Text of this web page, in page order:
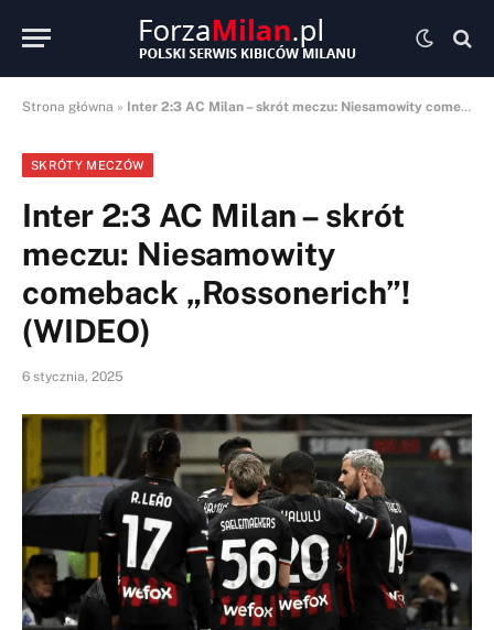
Strona główna » Inter 2:3 AC Milan – skrót meczu: Niesamowity comeback „Rossonerich”! (WIDEO)
SKRÓTY MECZÓW
Inter 2:3 AC Milan – skrót
meczu: Niesamowity
comeback „Rossonerich”!
(WIDEO)
6 stycznia, 2025